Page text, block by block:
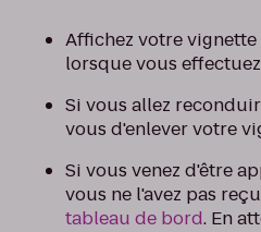
Affichez votre
lorsque vous
Si vous allez
vous d'enlever votre
Si vous venez d'être
vous ne l'avez pas
tableau de bord. En